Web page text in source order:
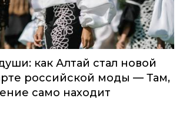
как Алтай стал новой
российской моды — Там,
само находит